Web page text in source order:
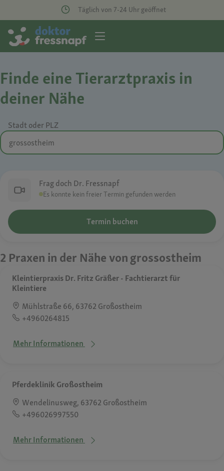
Täglich von 7-24 Uhr geöffnet
Finde eine Tierarztpraxis in
deiner Nähe
Stadt oder PLZ
Frag doch Dr. Fressnapf
Es konnte kein freier Termin gefunden werden
Termin buchen
2 Praxen in der Nähe von grossostheim
Kleintierpraxis Dr. Fritz Gräßer - Fachtierarzt für
Kleintiere
Mühlstraße 66, 63762 Großostheim
+4960264815
Mehr Informationen
Pferdeklinik Großostheim
Wendelinusweg, 63762 Großostheim
+496026997550
Mehr Informationen